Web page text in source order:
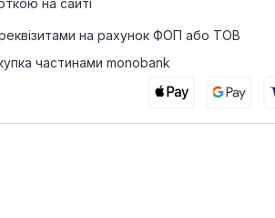
на сайті
на рахунок ФОП або ТОВ
частинами monobank